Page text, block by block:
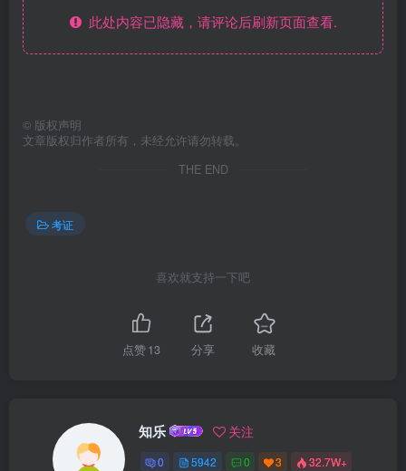
此处内容已隐藏，请评论后刷新页面查看.
© 版权声明
文章版权归作者所有，未经允许请勿转载。
THE END
考证
喜欢就支持一下吧
点赞13 分享 收藏
知乐 关注
0 5942 0 3 32.7W+